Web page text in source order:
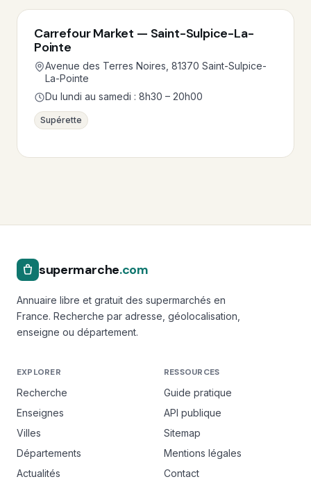
Carrefour Market — Saint-Sulpice-La-
Pointe
Avenue des Terres Noires, 81370 Saint-Sulpice-
La-Pointe
Du lundi au samedi : 8h30 – 20h00
Supérette
supermarche.com
Annuaire libre et gratuit des supermarchés en
France. Recherche par adresse, géolocalisation,
enseigne ou département.
EXPLORER
Recherche
Enseignes
Villes
Départements
Actualités
RESSOURCES
Guide pratique
API publique
Sitemap
Mentions légales
Contact